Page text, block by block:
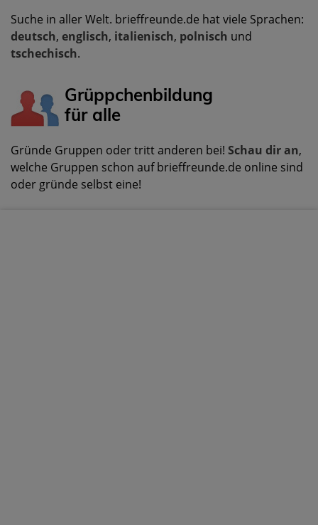
Suche in aller Welt. brieffreunde.de hat viele Sprachen:
deutsch, englisch, italienisch, polnisch und
tschechisch.
Grüppchenbildung
für alle
Gründe Gruppen oder tritt anderen bei! Schau dir an,
welche Gruppen schon auf brieffreunde.de online sind
oder gründe selbst eine!